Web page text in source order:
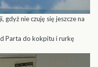
gdyż nie czuję się jeszcze na
Parta do kokpitu i rurkę